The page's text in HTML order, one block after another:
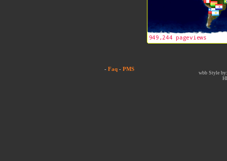
- Faq - PMS
wbb Style